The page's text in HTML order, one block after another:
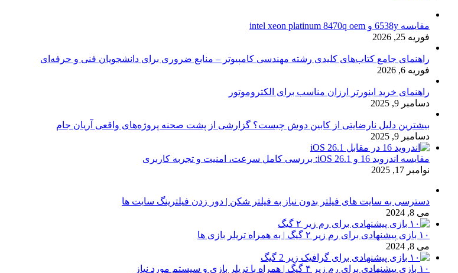
مقایسه 6538y و intel xeon platinum 8470q oem
فوریه 25, 2026
راهنمای جامع کتاب‌های کلیدی رشته مهندسی کامپیوتر – منابع ضروری برای دانشجویان فنی و حرفه‌ای
فوریه 6, 2026
راهنمای خرید اینورتر ارزان مناسب برای الکتروموتور
دسامبر 9, 2025
بیشترین دلیل نارضایتی از کابین دوش چیست؟ گزارشی از پشت صحنه پروژه‌های واقعی آریان جام
دسامبر 9, 2025
مقایسه اندروید 16 و iOS 26.1: بررسی کامل سرعت، امنیت و تجربه کاربری
نوامبر 17, 2025
دسترسی به سایت های فیلتر بدون نیاز به فیلتر شکن | دور زدن فیلترینگ سایت ها
می 8, 2024
۱۰ بازی پیشنهادی برای رم زیر ۲ گیگ | به همراه تریلر بازی ها
می 8, 2024
۱۰ بازی پیشنهادی برای رم زیر ۴ گیگ | همراه با تریلر بازی و سیستم مورد نیاز